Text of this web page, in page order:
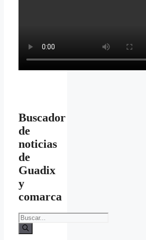
Buscador
de
noticias
de
Guadix
y
comarca
Buscar: